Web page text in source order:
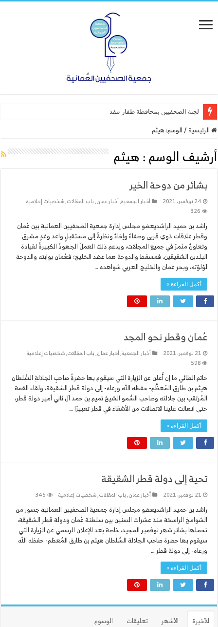
لجنة الصحفيين بمحافظة ظفار تنفذ ورشة عم
الرئيسية / الوسم:هيثم
أرشيف الوسم :هيثم
بشائر من دوحة الخير
24 نوفمبر، 2021 أخبار الجمعية,أخبار عمان,باب المقالات,شخصيات إعلامية
326
راشد بن حميد الراشديعضو مجلس إدارة جمعية الصحفيين العمانية بين عُمان
وقطر علاقات ذوي قربى وصفاءٌ وإخاءٌ ونظرةٌ إلى مستقبلٍ واعد وغدٍ مشرق
وتعاونٌ مثمرٌ في جميع المجالات، ويدعم ذلك العملَ الجهودُ الكبيرةُ لقيادة
البلدين الشقيقين. فمسقط والدوحة هما عضد الخليج؛ فعُمان بوابته والدوحة
لؤلؤته، وبحر عمان والخليج العربي شواهده …
أكمل القراءة »
عُمان وقطر نحو المجد
21 نوفمبر، 2021 أخبار الجمعية,أخبار عمان,باب المقالات,شخصيات إعلامية
598
حاتم الطائي ما إن أُعلن عن الزيارة التي سيقوم بها حضرةُ صاحبِ الجلالةِ السُّلطان
هيثم بن طارق المُعظَّم- حفظه الله ورعاه- إلى دولة قطر الشقيقة، ولقاء القمة
المُرتقب بين جلالته وصاحب السُّمو الشيخ تميم بن حمد آل ثاني أمير دولة قطر،
حتى انهالت علينا الاتصالات من الأشقاء في قطر تعبيرًا …
أكمل القراءة »
تحية إلى دولة قطر الشقيقة
21 نوفمبر، 2021 أخبار عمان,باب المقالات,شخصيات إعلامية 345
راشد بن حميد الراشديعضو مجلس إدارة جمعية الصحفيين العمانية جسور من
الشوامخ الراسخة منذ عشرات السنين بين سلطنة عُمان ودولة قطر الشقيقة،
تحملها بشائر شهر نوفمبر المجيد، خاصة بعد الإعلان الرسمي عن الزيارة التي
سيقوم بها حضرة صاحب الجلالة السُّلطان هيثم بن طارق المُعظم- حفظه الله
ورعاه- إلى دولة قطر …
أكمل القراءة »
الأخيرة الأشهر تعليقات
الوسوم